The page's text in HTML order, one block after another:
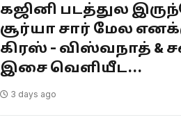
கஜினி படத்துல
சூர்யா சார் மேல
கிரஸ் - விஸ்வநாத் &
இசை வெளியீட...
3 days ago